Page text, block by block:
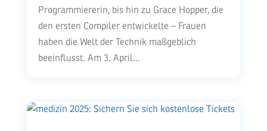
Programmiererin, bis hin zu Grace Hopper, die
den ersten Compiler entwickelte – Frauen
haben die Welt der Technik maßgeblich
beeinflusst. Am 3. April...